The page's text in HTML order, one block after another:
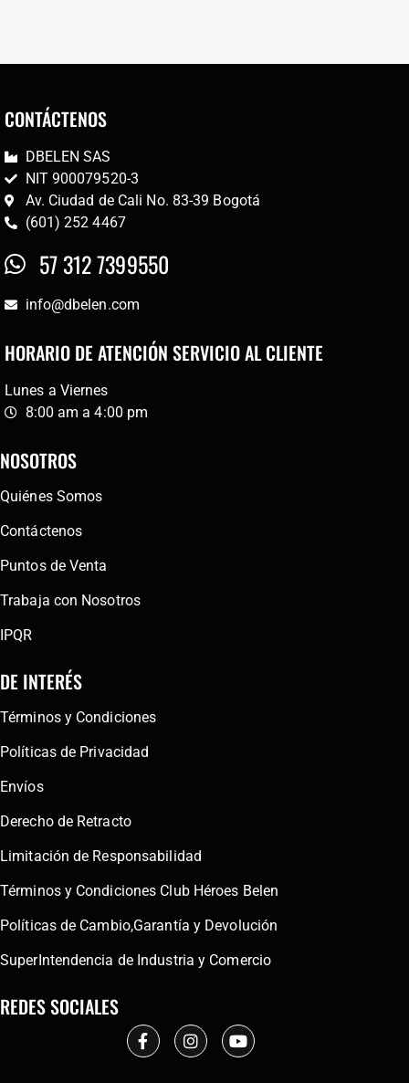
CONTÁCTENOS
DBELEN SAS
NIT 900079520-3
Av. Ciudad de Cali No. 83-39 Bogotá
(601) 252 4467
57 312 7399550
info@dbelen.com
HORARIO DE ATENCIÓN SERVICIO AL CLIENTE
Lunes a Viernes
8:00 am a 4:00 pm
NOSOTROS
Quiénes Somos
Contáctenos
Puntos de Venta
Trabaja con Nosotros
IPQR
DE INTERÉS
Términos y Condiciones
Políticas de Privacidad
Envíos
Derecho de Retracto
Limitación de Responsabilidad
Términos y Condiciones Club Héroes Belen
Políticas de Cambio,Garantía y Devolución
SuperIntendencia de Industria y Comercio
REDES SOCIALES